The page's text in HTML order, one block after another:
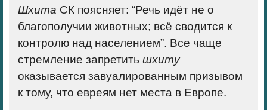
Шхита СК поясняет: “Речь идёт не о
благополучии животных; всё сводится к
контролю над населением”. Все чаще
стремление запретить шхиту
оказывается завуалированным призывом
к тому, что евреям нет места в Европе.